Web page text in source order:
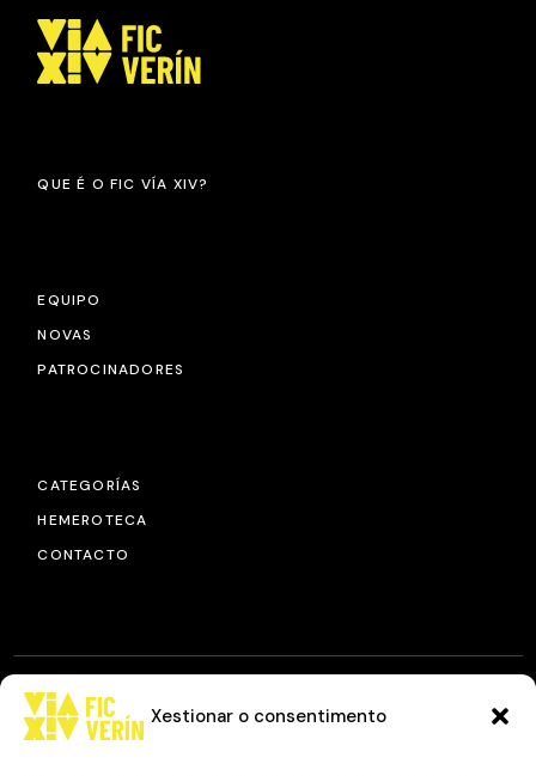
Xestionar o consentimento
QUE É O FIC VÍA XIV?
EQUIPO
NOVAS
PATROCINADORES
CATEGORÍAS
HEMEROTECA
CONTACTO